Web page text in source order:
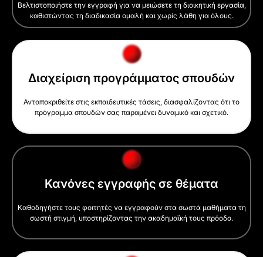
Βελτιστοποιήστε την εγγραφή για να μειώσετε τη διοικητική εργασία,
καθιστώντας τη διαδικασία ομαλή και χωρίς λάθη για όλους.
Διαχείριση προγράμματος σπουδών
Ανταποκριθείτε στις εκπαιδευτικές τάσεις, διασφαλίζοντας ότι το
πρόγραμμα σπουδών σας παραμένει δυναμικό και σχετικό.
Κανόνες εγγραφής σε θέματα
Καθοδηγήστε τους φοιτητές να εγγραφούν στα σωστά μαθήματα τη
σωστή στιγμή, υποστηρίζοντας την ακαδημαϊκή τους πρόοδο.